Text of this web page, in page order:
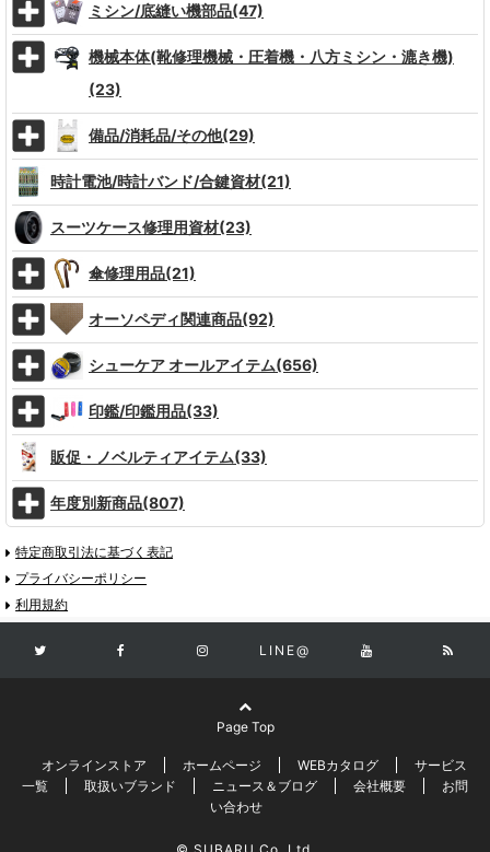
ミシン/底縫い機部品(47)
機械本体(靴修理機械・圧着機・八方ミシン・漉き機)
(23)
備品/消耗品/その他(29)
時計電池/時計バンド/合鍵資材(21)
スーツケース修理用資材(23)
傘修理用品(21)
オーソペディ関連商品(92)
シューケア オールアイテム(656)
印鑑/印鑑用品(33)
販促・ノベルティアイテム(33)
年度別新商品(807)
特定商取引法に基づく表記
プライバシーポリシー
利用規約
LINE@
Page Top
オンラインストア ホームページ WEBカタログ
サービス
一覧
取扱いブランド ニュース＆ブログ 会社概要
お問
い合わせ